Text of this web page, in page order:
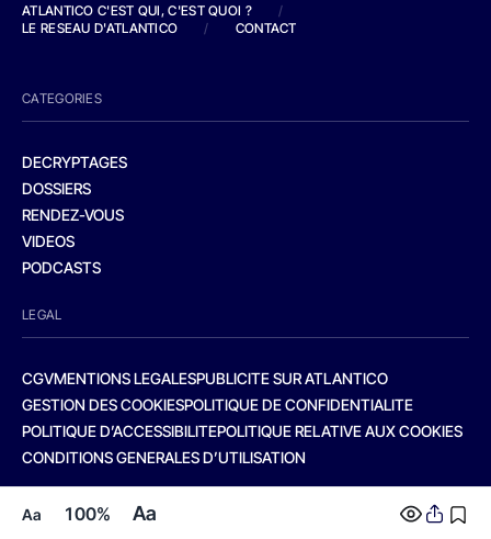
Aa 100% Aa
ATLANTICO C'EST QUI, C'EST QUOI ?
/
LE RESEAU D'ATLANTICO
/ CONTACT
CATEGORIES
DECRYPTAGES
DOSSIERS
RENDEZ-VOUS
VIDEOS
PODCASTS
LEGAL
CGVMENTIONS LEGALESPUBLICITE SUR ATLANTICO
GESTION DES COOKIESPOLITIQUE DE CONFIDENTIALITE
POLITIQUE D’ACCESSIBILITEPOLITIQUE RELATIVE AUX COOKIES
CONDITIONS GENERALES D’UTILISATION